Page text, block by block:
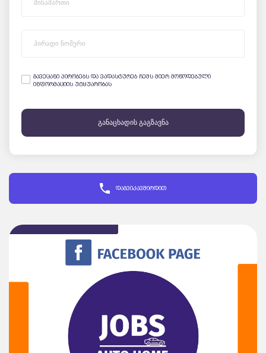
გავეცანი პირობებს და ვადასტურებ ჩემს მიერ მოწოდებული
ინფორმაციის უტყუარობას
განაცხადის გაგზავნა
დაგვიკავშირდით